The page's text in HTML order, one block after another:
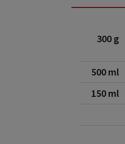
300 g
500 ml
150 ml